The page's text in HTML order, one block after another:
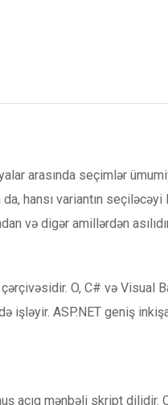
arasında seçimlər
hansı variantın seçiləcəyi
və digər amillərdən
O, C# və Visual
işləyir. ASP.NET geniş
açıq mənbəli skript dilidir.